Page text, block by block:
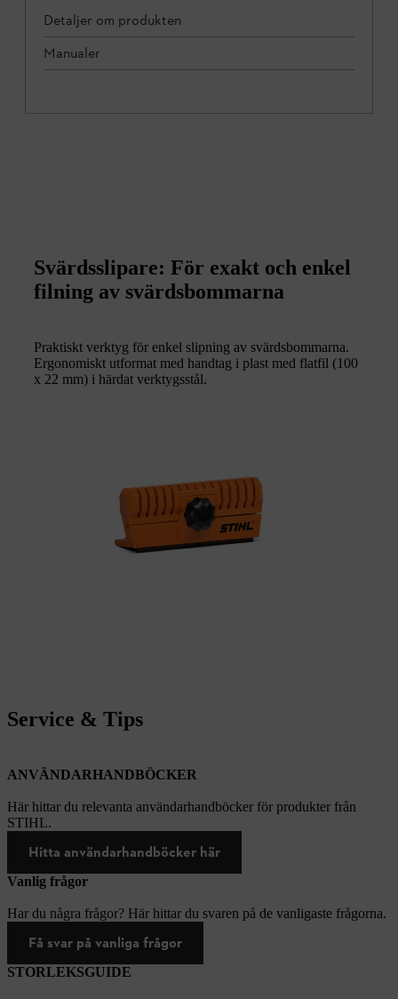
Detaljer om produkten
Manualer
Svärdsslipare: För exakt och enkel
filning av svärdsbommarna
Praktiskt verktyg för enkel slipning av svärdsbommarna.
Ergonomiskt utformat med handtag i plast med flatfil (100
x 22 mm) i härdat verktygsstål.
Service & Tips
ANVÄNDARHANDBÖCKER
Här hittar du relevanta användarhandböcker för produkter från
STIHL.
Hitta användarhandböcker här
Vanlig frågor
Har du några frågor? Här hittar du svaren på de vanligaste frågorna.
Få svar på vanliga frågor
STORLEKSGUIDE